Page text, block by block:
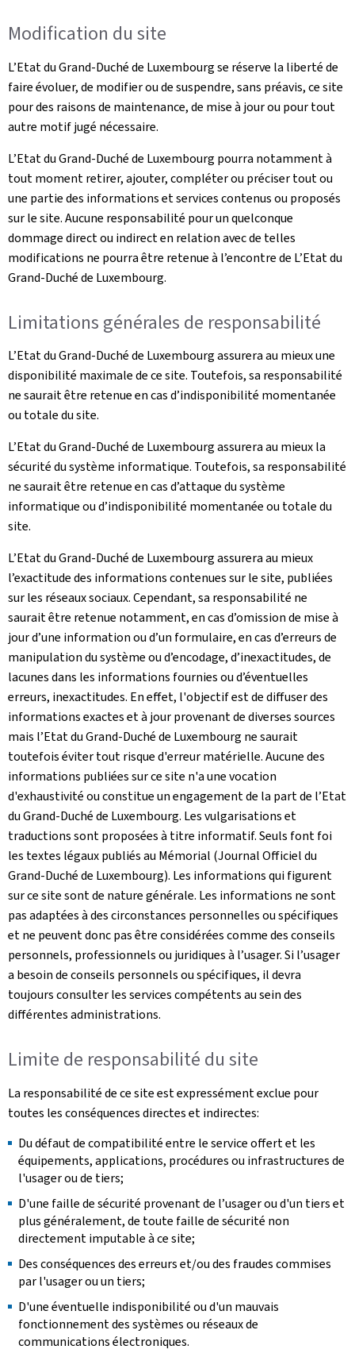
Modification du site
L’Etat du Grand-Duché de Luxembourg se réserve la liberté de
faire évoluer, de modifier ou de suspendre, sans préavis, ce site
pour des raisons de maintenance, de mise à jour ou pour tout
autre motif jugé nécessaire.
L’Etat du Grand-Duché de Luxembourg pourra notamment à
tout moment retirer, ajouter, compléter ou préciser tout ou
une partie des informations et services contenus ou proposés
sur le site. Aucune responsabilité pour un quelconque
dommage direct ou indirect en relation avec de telles
modifications ne pourra être retenue à l’encontre de L’Etat du
Grand-Duché de Luxembourg.
Limitations générales de responsabilité
L’Etat du Grand-Duché de Luxembourg assurera au mieux une
disponibilité maximale de ce site. Toutefois, sa responsabilité
ne saurait être retenue en cas d’indisponibilité momentanée
ou totale du site.
L’Etat du Grand-Duché de Luxembourg assurera au mieux la
sécurité du système informatique. Toutefois, sa responsabilité
ne saurait être retenue en cas d’attaque du système
informatique ou d’indisponibilité momentanée ou totale du
site.
L’Etat du Grand-Duché de Luxembourg assurera au mieux
l’exactitude des informations contenues sur le site, publiées
sur les réseaux sociaux. Cependant, sa responsabilité ne
saurait être retenue notamment, en cas d’omission de mise à
jour d’une information ou d’un formulaire, en cas d’erreurs de
manipulation du système ou d’encodage, d’inexactitudes, de
lacunes dans les informations fournies ou d’éventuelles
erreurs, inexactitudes. En effet, l'objectif est de diffuser des
informations exactes et à jour provenant de diverses sources
mais l’Etat du Grand-Duché de Luxembourg ne saurait
toutefois éviter tout risque d'erreur matérielle. Aucune des
informations publiées sur ce site n'a une vocation
d'exhaustivité ou constitue un engagement de la part de l’Etat
du Grand-Duché de Luxembourg. Les vulgarisations et
traductions sont proposées à titre informatif. Seuls font foi
les textes légaux publiés au Mémorial (Journal Officiel du
Grand-Duché de Luxembourg). Les informations qui figurent
sur ce site sont de nature générale. Les informations ne sont
pas adaptées à des circonstances personnelles ou spécifiques
et ne peuvent donc pas être considérées comme des conseils
personnels, professionnels ou juridiques à l’usager. Si l’usager
a besoin de conseils personnels ou spécifiques, il devra
toujours consulter les services compétents au sein des
différentes administrations.
Limite de responsabilité du site
La responsabilité de ce site est expressément exclue pour
toutes les conséquences directes et indirectes:
Du défaut de compatibilité entre le service offert et les
équipements, applications, procédures ou infrastructures de
l'usager ou de tiers;
D'une faille de sécurité provenant de l’usager ou d'un tiers et
plus généralement, de toute faille de sécurité non
directement imputable à ce site;
Des conséquences des erreurs et/ou des fraudes commises
par l'usager ou un tiers;
D'une éventuelle indisponibilité ou d'un mauvais
fonctionnement des systèmes ou réseaux de
communications électroniques.